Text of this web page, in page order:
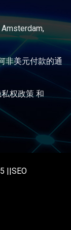
非美元付款的通
权政策和
||SEO